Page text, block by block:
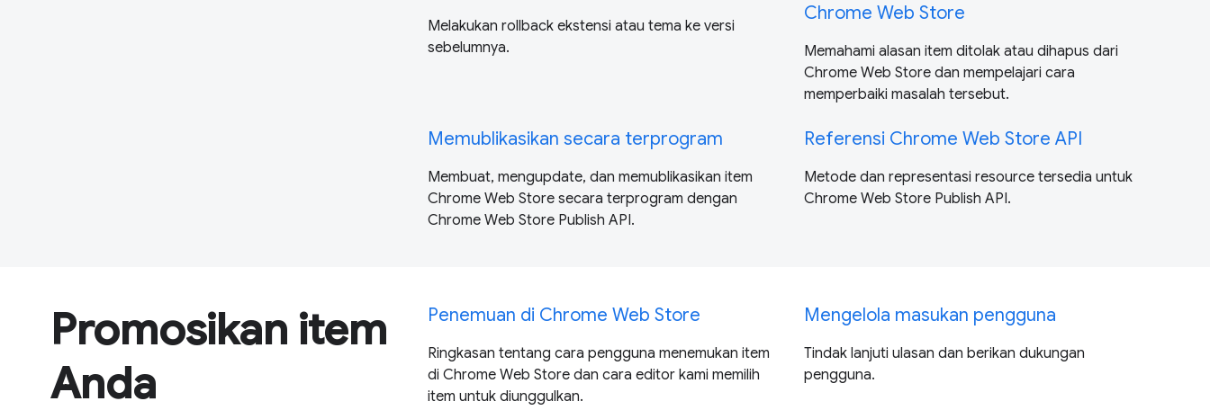
Melakukan rollback ekstensi atau tema ke versi
sebelumnya.
Chrome Web Store
Memahami alasan item ditolak atau dihapus dari
Chrome Web Store dan mempelajari cara
memperbaiki masalah tersebut.
Memublikasikan secara terprogram
Membuat, mengupdate, dan memublikasikan item
Chrome Web Store secara terprogram dengan
Chrome Web Store Publish API.
Referensi Chrome Web Store API
Metode dan representasi resource tersedia untuk
Chrome Web Store Publish API.
Promosikan item
Anda
Penemuan di Chrome Web Store
Ringkasan tentang cara pengguna menemukan item
di Chrome Web Store dan cara editor kami memilih
item untuk diunggulkan.
Mengelola masukan pengguna
Tindak lanjuti ulasan dan berikan dukungan
pengguna.